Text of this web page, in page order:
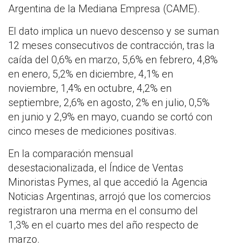
Argentina de la Mediana Empresa (CAME).
El dato implica un nuevo descenso y se suman
12 meses consecutivos de contracción, tras la
caída del 0,6% en marzo, 5,6% en febrero, 4,8%
en enero, 5,2% en diciembre, 4,1% en
noviembre, 1,4% en octubre, 4,2% en
septiembre, 2,6% en agosto, 2% en julio, 0,5%
en junio y 2,9% en mayo, cuando se cortó con
cinco meses de mediciones positivas.
En la comparación mensual
desestacionalizada, el Índice de Ventas
Minoristas Pymes, al que accedió la Agencia
Noticias Argentinas, arrojó que los comercios
registraron una merma en el consumo del
1,3% en el cuarto mes del año respecto de
marzo.